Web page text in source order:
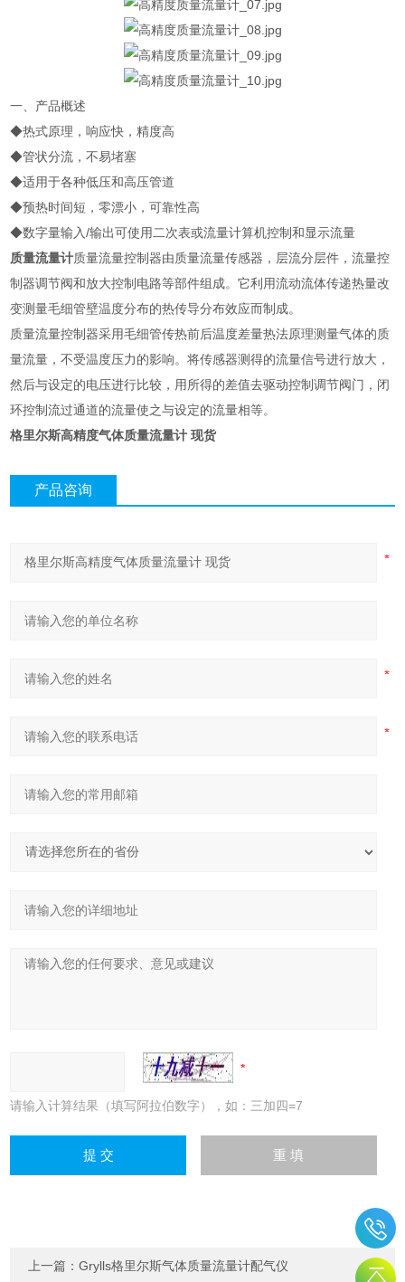
一、产品概述
◆热式原理，响应快，精度高
◆管状分流，不易堵塞
◆适用于各种低压和高压管道
◆预热时间短，零漂小，可靠性高
◆数字量输入/输出可使用二次表或流量计算机控制和显示流量
质量流量计质量流量控制器由质量流量传感器，层流分层件，流量控
制器调节阀和放大控制电路等部件组成。它利用流动流体传递热量改
变测量毛细管壁温度分布的热传导分布效应而制成。
质量流量控制器采用毛细管传热前后温度差量热法原理测量气体的质
量流量，不受温度压力的影响。将传感器测得的流量信号进行放大，
然后与设定的电压进行比较，用所得的差值去驱动控制调节阀门，闭
环控制流过通道的流量使之与设定的流量相等。
格里尔斯高精度气体质量流量计 现货
产品咨询
请输入计算结果（填写阿拉伯数字），如：三加四=7
上一篇：Grylls格里尔斯气体质量流量计配气仪